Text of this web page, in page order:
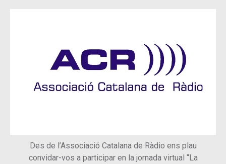
Des de l’Associació Catalana de Ràdio ens plau
convidar-vos a participar en la jornada virtual “La